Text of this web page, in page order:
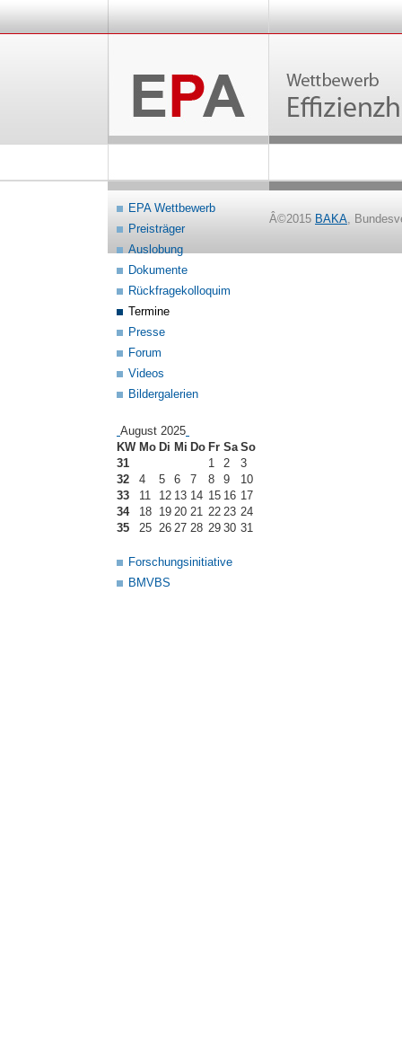
EPA Wettbewerb
Preisträger
Auslobung
Dokumente
Rückfragekolloquim
Termine
Presse
Forum
Videos
Bildergalerien
August 2025
KW Mo Di Mi Do Fr Sa So
31
1 2
3
32
4 5 6 7 8 9
10
33
11 12 13 14 15 16 17
34
18 19 20 21 22 23 24
35
25 26 27 28 29 30 31
Forschungsinitiative
BMVBS
Â©2015 BAKA,